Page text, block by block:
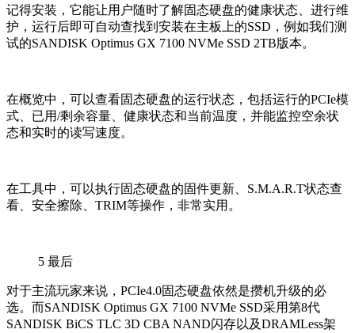
记得安装，它能让用户随时了解固态硬盘的健康状态、进行维
护，运行后即可自动查找到安装在主板上的SSD，例如我们测
试的SANDISK Optimus GX 7100 NVMe SSD 2TB版本。
在概览中，可以查看固态硬盘的运行状态，包括运行的PCIe模
式、已用/剩余容量、健康状态和当前温度，并能监控空余状
态和实时的读写速度。
在工具中，可以执行固态硬盘的固件更新、S.M.A.R.T状态查
看、安全擦除、TRIM等操作，非常实用。
5 最后
对于主流玩家来说，PCIe4.0固态硬盘依然是攒机升级的必
选。而SANDISK Optimus GX 7100 NVMe SSD采用第8代
SANDISK BiCS TLC 3D CBA NAND闪存以及DRAMLess架